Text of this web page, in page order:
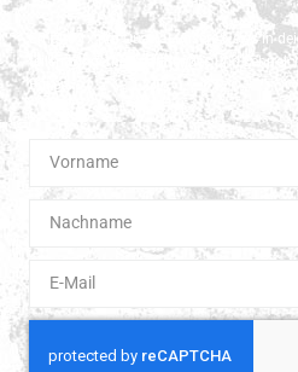
Erhalte 1x pro Quartal unsere News in
teilen wir gerne Spannendes und
Boxen.